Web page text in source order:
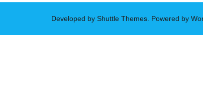
Developed by Shuttle Themes . Powered by